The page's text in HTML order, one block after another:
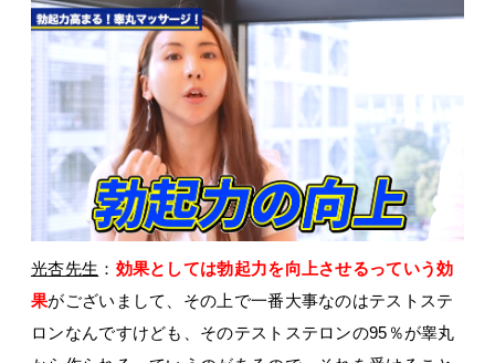
光杏先生 ： 効果としては勃起力を向上させるっていう効
果がございまして、その上で一番大事なのはテストステ
ロンなんですけども、そのテストステロンの95％が睾丸